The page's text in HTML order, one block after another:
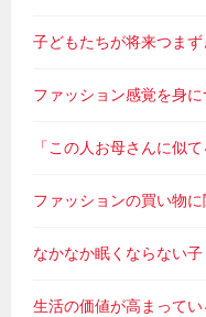
子どもたちが将来つま
ファッション感覚を身
「この人お母さんに似て
ファッションの買い物
なかなか眠くならない子
生活の価値が高まってい